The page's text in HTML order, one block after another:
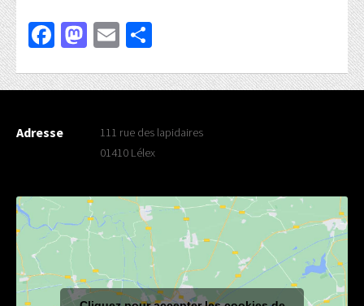
Facebook
Mastodon
Email
Adresse
111 rue des lapidaires
01410 Lélex